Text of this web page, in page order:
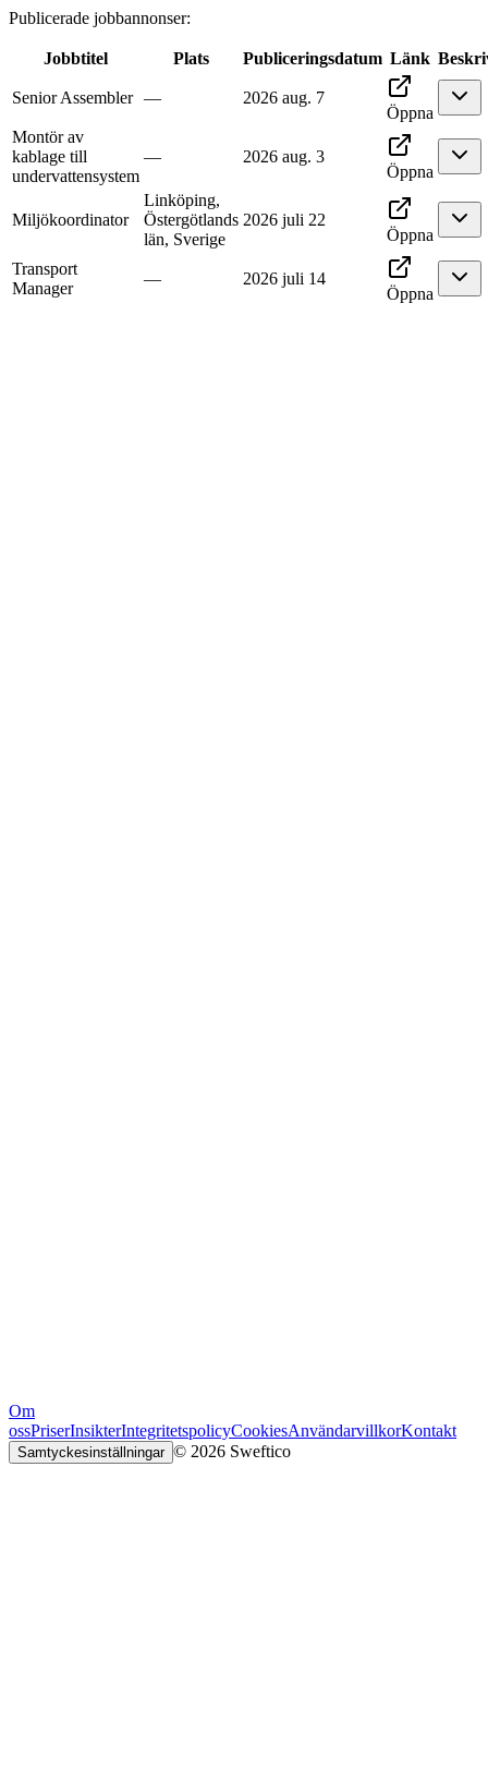
Publicerade jobbannonser:
Jobbtitel Plats Publiceringsdatum Länk
Senior Assembler —
2026 aug. 7
Öppna
Montör av
kablage till
undervattensystem
—
2026 aug. 3
Öppna
Miljökoordinator
Linköping,
Östergötlands
län, Sverige
2026 juli 22
Öppna
Transport
Manager
—
2026 juli 14
Öppna
Om
ossPriserInsikterIntegritetspolicyCookiesAnvändarvillkorKontakt
Samtyckesinställningar © 2026 Sweftico